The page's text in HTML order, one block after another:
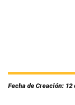
Fecha de Creación: 12